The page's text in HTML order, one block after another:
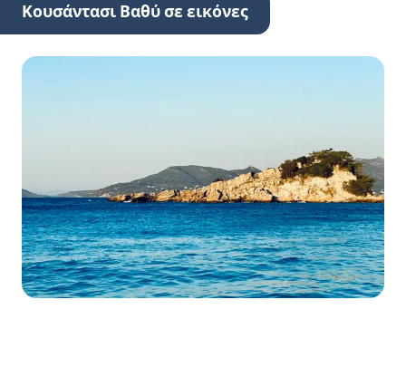
Κουσάντασι Βαθύ σε εικόνες